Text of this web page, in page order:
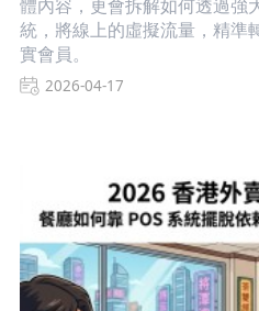
體內容，更會拆解如何透過強
統，將線上的虛擬流量，精準
實會員。
2026-04-17